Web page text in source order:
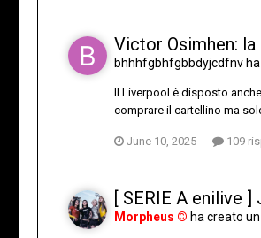
Victor Osimhen:
bhhhfgbhfgbbdyjcdfnv
Il Liverpool è disposto
comprare il cartellino ma
June 10, 2025 109
[ SERIE A enilive ]
Morpheus © ha creato